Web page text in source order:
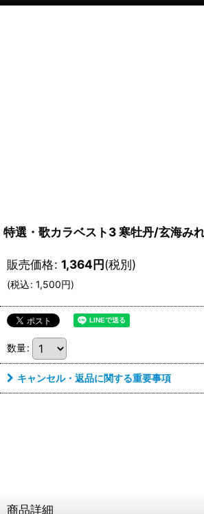
特選・歌カラベスト3 寒牡丹/玄海み
販売価格: 1,364円(税別)
(税込: 1,500円)
数量:
キャンセル・返品に関する重要事項
商品詳細